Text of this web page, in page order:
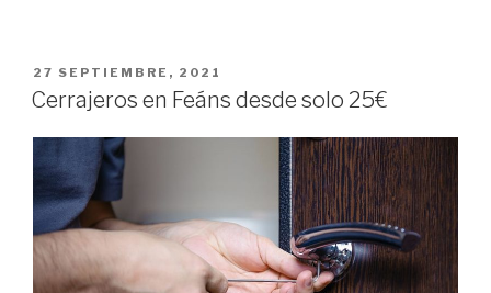
PUBLICADO
EL
27 SEPTIEMBRE, 2021
Cerrajeros en Feáns desde solo 25€